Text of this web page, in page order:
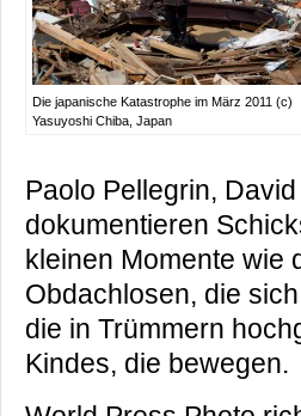
Die japanische Katastrophe im März 2011 (c)
Yasuyoshi Chiba, Japan
Paolo Pellegrin,
dokumentieren
kleinen Momente wie
Obdachlosen, die
die in Trümmern
Kindes, die bewegen.